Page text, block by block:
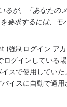
が、「あなたの
要求するには、
強制ログイン ア
グインしている
スで使用してい
イスに自動で適用